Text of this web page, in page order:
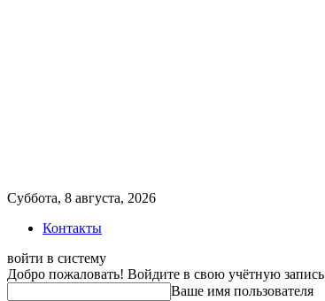
Суббота, 8 августа, 2026
Контакты
войти в систему
Добро пожаловать! Войдите в свою учётную запись
Ваше имя пользователя